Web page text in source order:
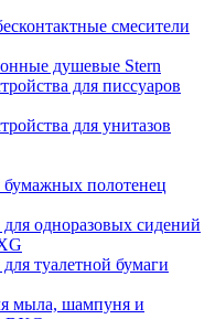
смесители
душевые Stern
для писсуаров
для унитазов
полотенец
одноразовых сидений
туалетной бумаги
мыла, шампуня и